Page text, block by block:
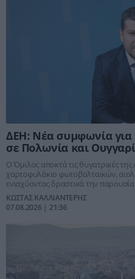
ΔΕΗ: Νέα συμφωνία
σε Πολωνία και
Ο Όμιλος αποκτά τις θυγατρικές
χαρτοφυλάκιο φωτοβολταϊκών,
ενισχύοντας δραστικά την
ΚΩΣΤΑΣ ΚΑΛΛΙΑΝΤΕΡΗΣ
07.08.2026 | 21:36